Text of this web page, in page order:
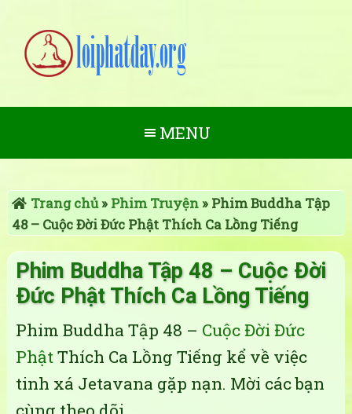
MENU
Trang chủ» Phim Truyện» Phim Buddha Tập
48 – Cuộc Đời Đức Phật Thích Ca Lồng Tiếng
Phim Buddha Tập 48 – Cuộc Đời
Đức Phật Thích Ca Lồng Tiếng
Phim Buddha Tập 48 – Cuộc Đời Đức
PhậtThích Ca Lồng Tiếng kể về việc
tinh xá Jetavana gặp nạn. Mời các bạn